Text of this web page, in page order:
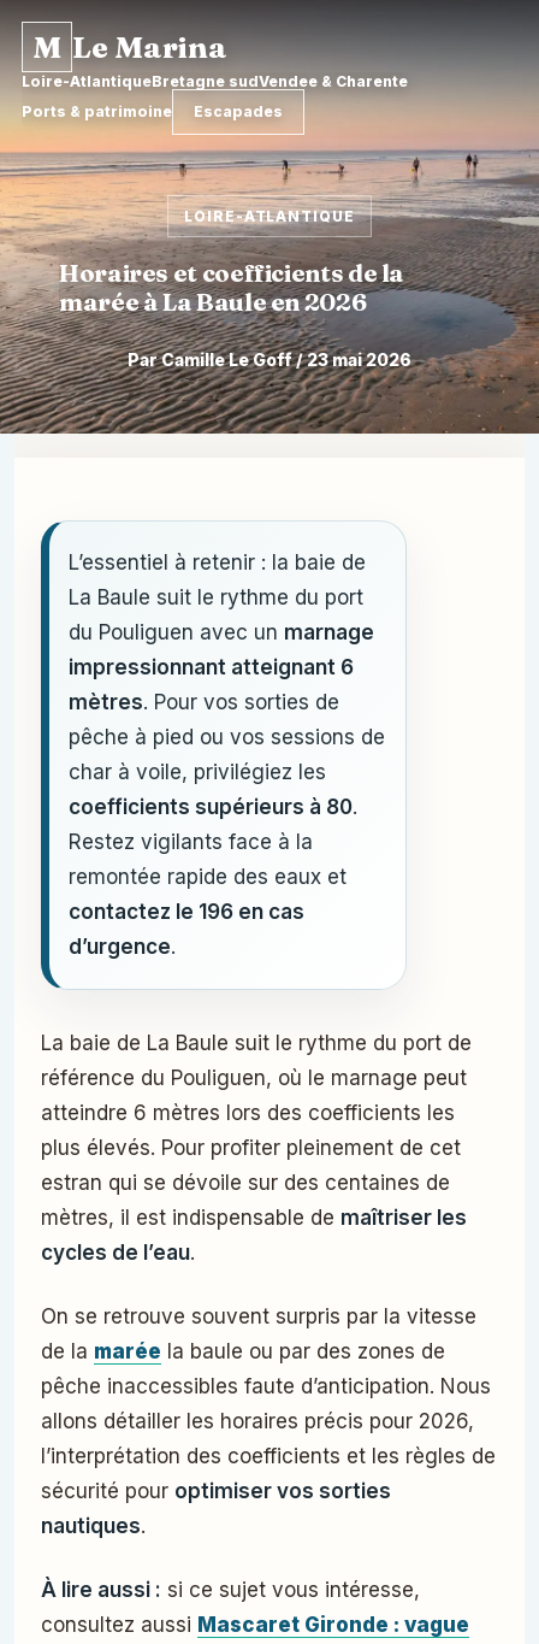
M Le Marina
Loire-AtlantiqueBretagne sudVendee & Charente
Ports & patrimoine
Escapades
LOIRE-ATLANTIQUE
Horaires et coefficients de la
marée à La Baule en 2026
Par Camille Le Goff / 23 mai 2026
L’essentiel à retenir : la baie de
La Baule suit le rythme du port
du Pouliguen avec un marnage
impressionnant atteignant 6
mètres. Pour vos sorties de
pêche à pied ou vos sessions de
char à voile, privilégiez les
coefficients supérieurs à 80.
Restez vigilants face à la
remontée rapide des eaux et
contactez le 196 en cas
d’urgence.
La baie de La Baule suit le rythme du port de
référence du Pouliguen, où le marnage peut
atteindre 6 mètres lors des coefficients les
plus élevés. Pour profiter pleinement de cet
estran qui se dévoile sur des centaines de
mètres, il est indispensable de maîtriser les
cycles de l’eau.
On se retrouve souvent surpris par la vitesse
de la marée la baule ou par des zones de
pêche inaccessibles faute d’anticipation. Nous
allons détailler les horaires précis pour 2026,
l’interprétation des coefficients et les règles de
sécurité pour optimiser vos sorties
nautiques.
À lire aussi : si ce sujet vous intéresse,
consultez aussi Mascaret Gironde : vague